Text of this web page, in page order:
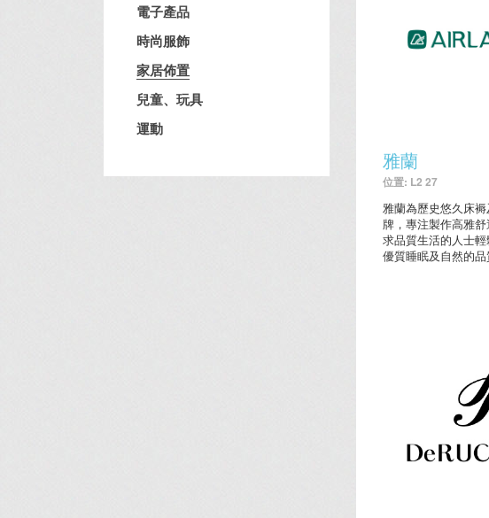
電子產品
時尚服飾
家居佈置
兒童、玩具
運動
雅蘭
位置: L2 27
雅蘭為歷史悠久床
牌，專注製作高雅
求品質生活的人士
優質睡眠及自然的品